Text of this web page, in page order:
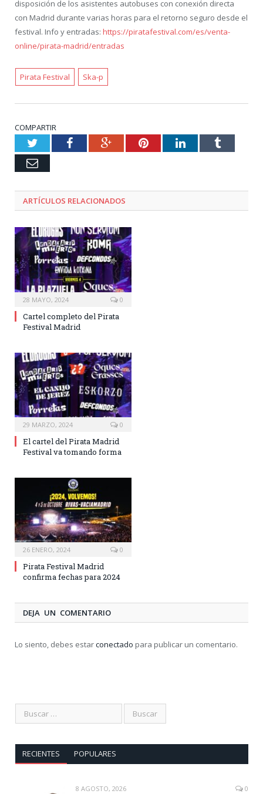
disposición de los asistentes autobuses con conexión directa
con Madrid durante varias horas para el retorno seguro desde el
festival. Info y entradas: https://piratafestival.com/es/venta-
online/pirata-madrid/entradas
Pirata Festival Ska-p
COMPARTIR
TwitterFacebookGoogle+PinterestLinkedInTumblr
Email
ARTÍCULOS RELACIONADOS
28 MAYO, 2024 0
Cartel completo del Pirata
Festival Madrid
29 MARZO, 2024 0
El cartel del Pirata Madrid
Festival va tomando forma
26 ENERO, 2024 0
Pirata Festival Madrid
confirma fechas para 2024
DEJA UN COMENTARIO
Lo siento, debes estarconectado para publicar un comentario.
RECIENTES POPULARES
8 AGOSTO, 2026 0